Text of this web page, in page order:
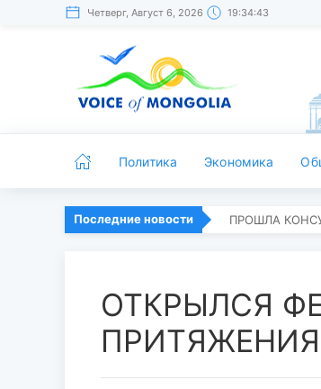
Четверг, Август 6, 2026 19:34:44
Политика Экономика
Последние новости ПРОШЛА
ОТКРЫЛСЯ
ПРИТЯЖЕНИЯ